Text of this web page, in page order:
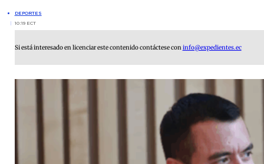
DEPORTES
10:19 ECT
Si está interesado en licenciar este contenido contáctese coninfo@expedientes.ec